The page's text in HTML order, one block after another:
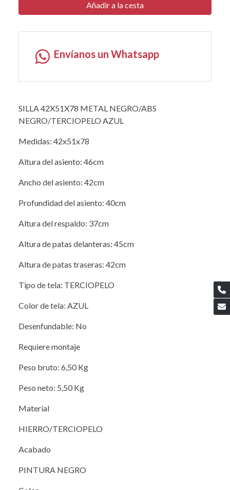
Añadir a la cesta
Envíanos un Whatsapp
SILLA 42X51X78 METAL NEGRO/ABS
NEGRO/TERCIOPELO AZUL
Medidas: 42x51x78
Altura del asiento: 46cm
Ancho del asiento: 42cm
Profundidad del asiento: 40cm
Altura del respaldo: 37cm
Altura de patas delanteras: 45cm
Altura de patas traseras: 42cm
Tipo de tela: TERCIOPELO
Color de tela: AZUL
Desenfundable: No
Requiere montaje
Peso bruto: 6,50 Kg
Peso neto: 5,50 Kg
Material
HIERRO/TERCIOPELO
Acabado
PINTURA NEGRO